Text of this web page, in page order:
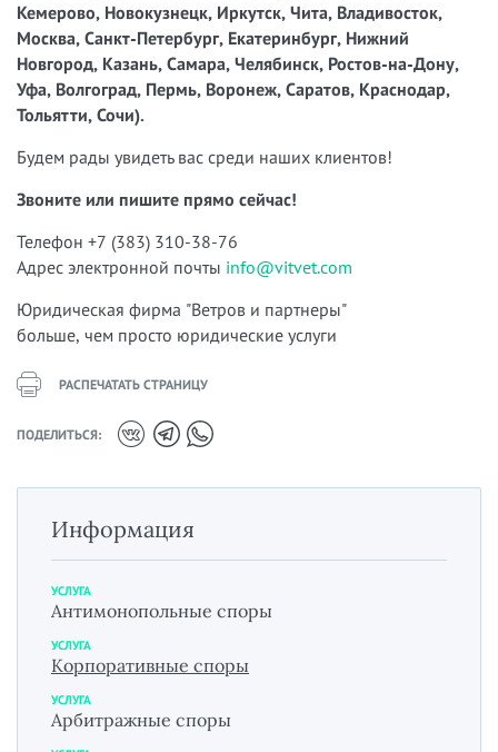
Кемерово, Новокузнецк, Иркутск, Чита, Владивосток,
Москва, Санкт-Петербург, Екатеринбург, Нижний
Новгород, Казань, Самара, Челябинск, Ростов-на-Дону,
Уфа, Волгоград, Пермь, Воронеж, Саратов, Краснодар,
Тольятти, Сочи).
Будем рады увидеть вас среди наших клиентов!
Звоните или пишите прямо сейчас!
Телефон +7 (383) 310-38-76
Адрес электронной почты info@vitvet.com
Юридическая фирма "Ветров и партнеры"
больше, чем просто юридические услуги
РАСПЕЧАТАТЬ СТРАНИЦУ
ПОДЕЛИТЬСЯ:
Информация
УСЛУГА
Антимонопольные споры
УСЛУГА
Корпоративные споры
УСЛУГА
Арбитражные споры